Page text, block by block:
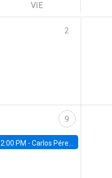
VIE
2
9
2:00 PM - Carlos Pérez, Universidad Finis Terrae